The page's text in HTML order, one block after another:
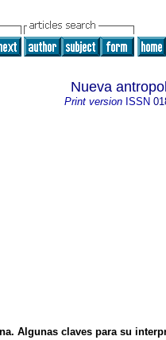
Nueva
Print version ISSN
Algunas claves para su